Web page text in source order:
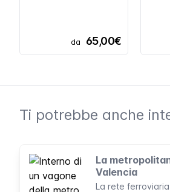
da 65,00€
Ti potrebbe anche
La
Valencia
La rete